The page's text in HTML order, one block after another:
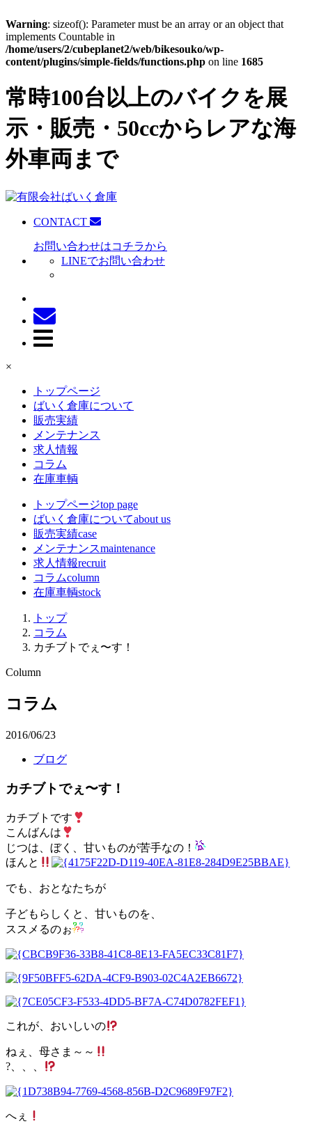
Warning: sizeof(): Parameter must be an array or an object that
implements Countable in
/home/users/2/cubeplanet2/web/bikesouko/wp-
content/plugins/simple-fields/functions.php on line 1685
常時100台以上のバイクを展
示・販売・50ccからレアな海
外車両まで
CONTACT
お問い合わせはコチラから
LINEでお問い合わせ
×
トップページ
ばいく倉庫について
販売実績
メンテナンス
求人情報
コラム
在庫車輌
トップページtop page
ばいく倉庫についてabout us
販売実績case
メンテナンスmaintenance
求人情報recruit
コラムcolumn
在庫車輌stock
トップ
コラム
カチブトでぇ〜す！
Column
コラム
2016/06/23
ブログ
カチブトでぇ〜す！
カチブトです
こんばんは
じつは、ぼく、甘いものが苦手なの！
ほんと
でも、おとなたちが
子どもらしくと、甘いものを、
ススメるのぉ
これが、おいしいの
ねぇ、母さま～～
?、、、
へぇ